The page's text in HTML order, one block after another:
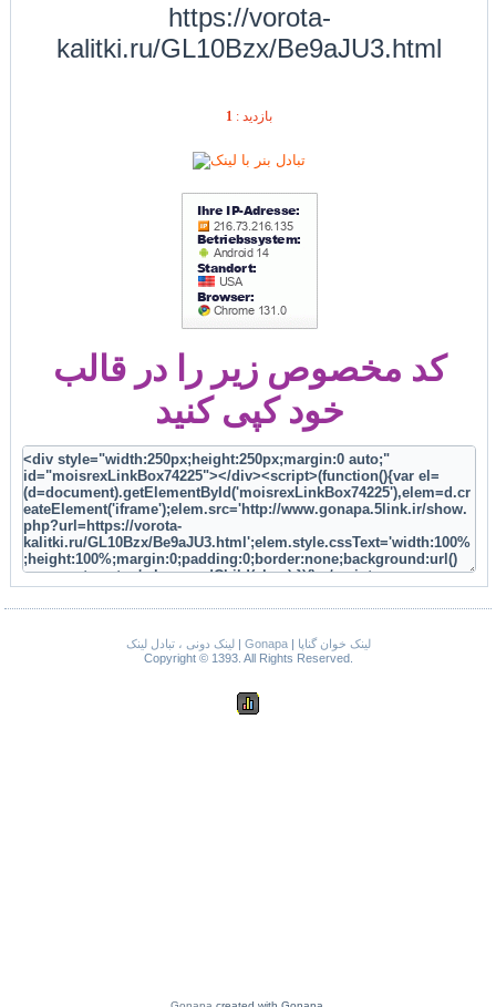
https://vorota-
kalitki.ru/GL10Bzx/Be9aJU3.html
بازديد : 1
کد مخصوص زیر را در قالب
خود کپی کنید
لینک دونی ، تبادل لینک| Gonapa|
لینک خوان گناپا
Copyright © 1393. All Rights Reserved.